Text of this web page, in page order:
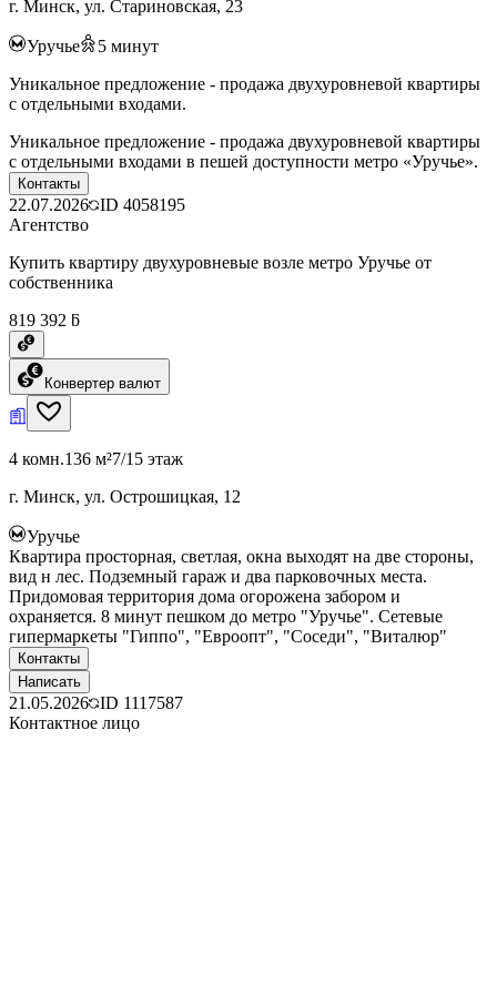
г. Минск, ул. Стариновская, 23
Уручье 5 минут
Уникальное предложение - продажа двухуровневой квартиры
с отдельными входами.
Уникальное предложение - продажа двухуровневой квартиры
с отдельными входами в пешей доступности метро «Уручье».
Контакты
22.07.2026 ID 4058195
Агентство
Купить квартиру двухуровневые возле метро Уручье от
собственника
819 392 ƃ
Конвертер валют
4 комн.136 м²7/15 этаж
г. Минск, ул. Острошицкая, 12
Уручье
Квартира просторная, светлая, окна выходят на две стороны,
вид н лес. Подземный гараж и два парковочных места.
Придомовая территория дома огорожена забором и
охраняется. 8 минут пешком до метро "Уручье". Сетевые
гипермаркеты "Гиппо", "Евроопт", "Соседи", "Виталюр"
Контакты
Написать
21.05.2026 ID 1117587
Контактное лицо